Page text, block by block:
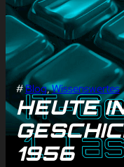
#Blog, Wissenswertes
HEUTE
1956